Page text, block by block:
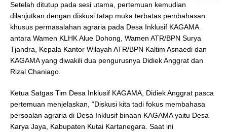
Setelah ditutup pada sesi utama, pertemuan kemudian
dilanjutkan dengan diskusi tatap muka terbatas pembahasan
khusus permasalahan agraria pada Desa Inklusif KAGAMA
antara Wamen KLHK Alue Dohong, Wamen ATR/BPN Surya
Tjandra, Kepala Kantor Wilayah ATR/BPN Kaltim Asnaedi dan
KAGAMA yang diwakili dua pengurusnya Didiek Anggrat dan
Rizal Chaniago.
Ketua Satgas Tim Desa Inklusif KAGAMA, Didiek Anggrat pasca
pertemuan menjelaskan, “Diskusi kita tadi fokus membahasa
persoalan agraria di Desa Inklusif binaan KAGAMA yaitu Desa
Karya Jaya, Kabupaten Kutai Kartanegara. Saat ini